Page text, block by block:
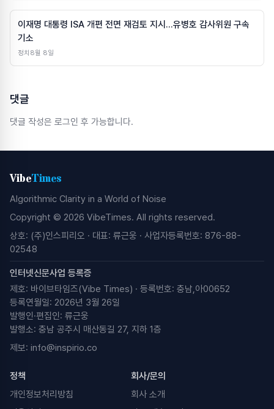
이재명 대통령 ISA 개편 전면 재검토 지시…유병호 감사위원 구속
기소
정치 8월 8일
댓글
댓글 작성은 로그인 후 가능합니다.
VibeTimes
Algorithmic Clarity in a World of Noise
Copyright © 2026 VibeTimes. All rights reserved.
상호: (주)인스피리오 · 대표: 류근웅 · 사업자등록번호: 876-88-
02548
인터넷신문사업 등록증
제호: 바이브타임즈(Vibe Times) · 등록번호: 충남,아00652
등록연월일: 2026년 3월 26일
발행인·편집인: 류근웅
발행소: 충남 공주시 매산동길 27, 지하 1층
제보: info@inspirio.co
정책
개인정보처리방침
회사/문의
회사 소개